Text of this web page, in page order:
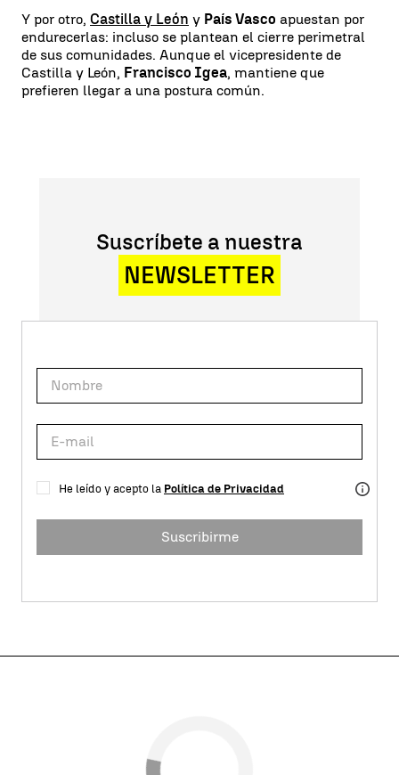
Y por otro, Castilla y León y País Vasco apuestan por
endurecerlas: incluso se plantean el cierre perimetral
de sus comunidades. Aunque el vicepresidente de
Castilla y León, Francisco Igea, mantiene que
prefieren llegar a una postura común.
Suscríbete a nuestra
NEWSLETTER
He leído y acepto la Política de Privacidad
Suscribirme